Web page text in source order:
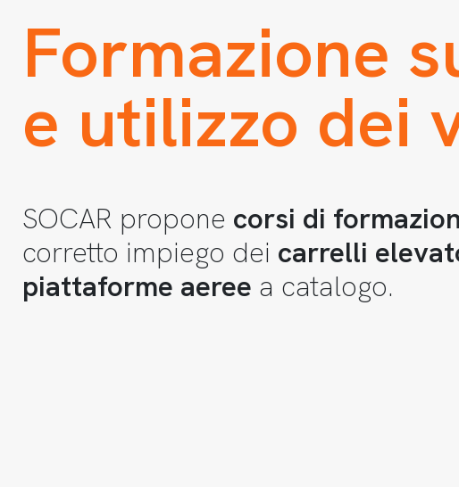
Formazione
e utilizzo dei
SOCAR propone corsi di
corretto impiego dei carrelli
piattaforme aeree a catalogo.